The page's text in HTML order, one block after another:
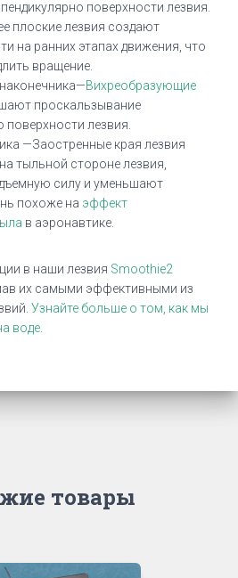
поверхности лезвия.
плоские лезвия создают
на ранних этапах движения, что
вращение.
Вихреобразующие
проскальзывание
поверхности лезвия.
—Заостренные края лезвия
тыльной стороне лезвия,
силу и уменьшают
похоже на эффект
в аэронавтике.
в наши лезвия Smoothie2
их самыми эффективными из
Узнайте больше о том, как мы
воде.
товары